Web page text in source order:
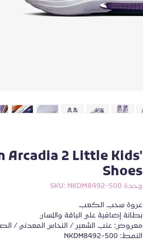
Arcadia 2 Little Kids'
Shoes
وحدة SKU: NKDM8492-500
عروة سحب الكعب
بطانة إضافية على الياقة واللسان
معروض: عنب الشعير / النحاس المعدني /
النمط: NKDM8492-500